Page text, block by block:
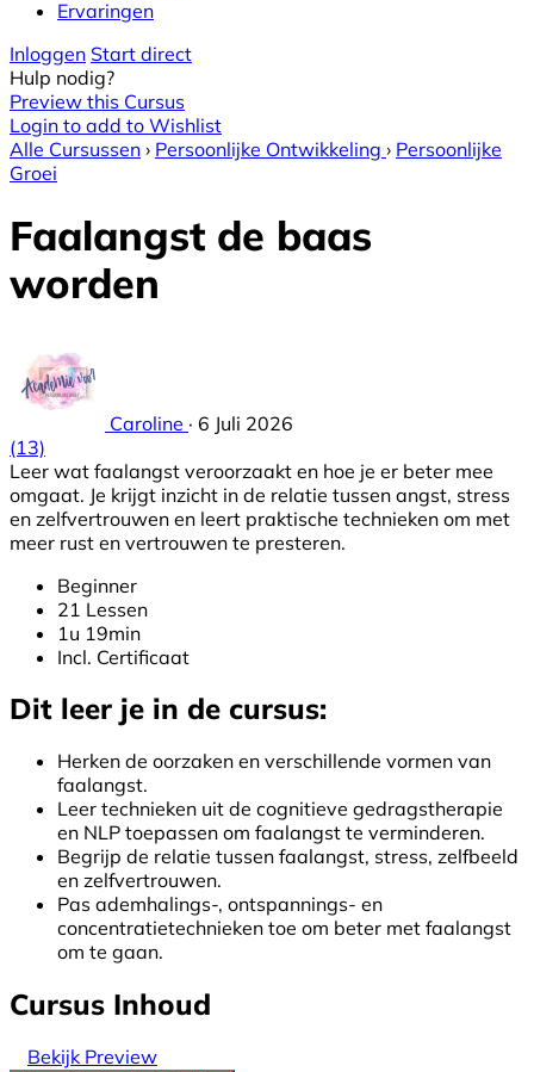
Ervaringen
Inloggen Start direct
Hulp nodig?
Preview this Cursus
Login to add to Wishlist
Alle Cursussen › Persoonlijke Ontwikkeling › Persoonlijke
Groei
Faalangst de baas
worden
Caroline · 6 Juli 2026
(13)
Leer wat faalangst veroorzaakt en hoe je er beter mee
omgaat. Je krijgt inzicht in de relatie tussen angst, stress
en zelfvertrouwen en leert praktische technieken om met
meer rust en vertrouwen te presteren.
Beginner
21 Lessen
1u 19min
Incl. Certificaat
Dit leer je in de cursus:
Herken de oorzaken en verschillende vormen van
faalangst.
Leer technieken uit de cognitieve gedragstherapie
en NLP toepassen om faalangst te verminderen.
Begrijp de relatie tussen faalangst, stress, zelfbeeld
en zelfvertrouwen.
Pas ademhalings-, ontspannings- en
concentratietechnieken toe om beter met faalangst
om te gaan.
Cursus Inhoud
Bekijk Preview